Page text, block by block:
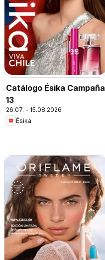
Catálogo Ésika Campaña
13
26.07. - 15.08.2026
Ésika